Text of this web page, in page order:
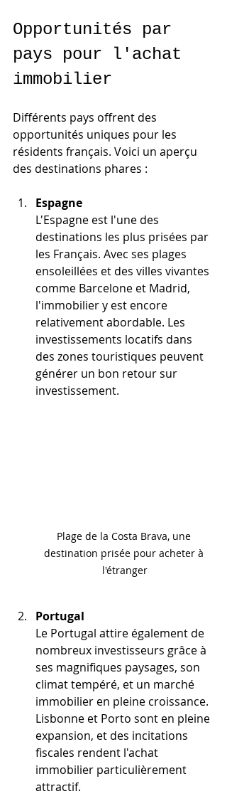
Opportunités par
pays pour l'achat
immobilier
Différents pays offrent des
opportunités uniques pour les
résidents français. Voici un aperçu
des destinations phares :
Espagne
L'Espagne est l'une des
destinations les plus prisées par
les Français. Avec ses plages
ensoleillées et des villes vivantes
comme Barcelone et Madrid,
l'immobilier y est encore
relativement abordable. Les
investissements locatifs dans
des zones touristiques peuvent
générer un bon retour sur
investissement.
Plage de la Costa Brava, une
destination prisée pour acheter à
l'étranger
Portugal
Le Portugal attire également de
nombreux investisseurs grâce à
ses magnifiques paysages, son
climat tempéré, et un marché
immobilier en pleine croissance.
Lisbonne et Porto sont en pleine
expansion, et des incitations
fiscales rendent l'achat
immobilier particulièrement
attractif.